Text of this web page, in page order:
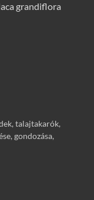
grandiflora
talajtakarók,
gondozása,